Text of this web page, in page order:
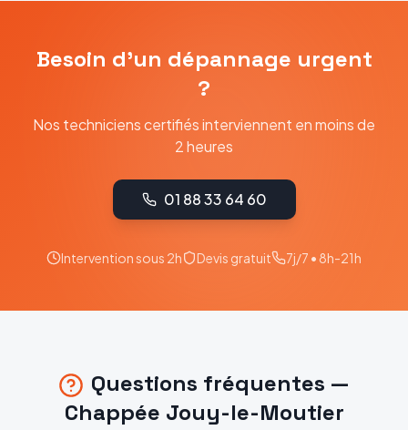
Besoin d'un dépannage urgent
?
Nos techniciens certifiés interviennent en moins de
2 heures
01 88 33 64 60
Intervention sous 2h Devis gratuit 7j/7 • 8h-21h
Questions fréquentes —
Chappée Jouy-le-Moutier